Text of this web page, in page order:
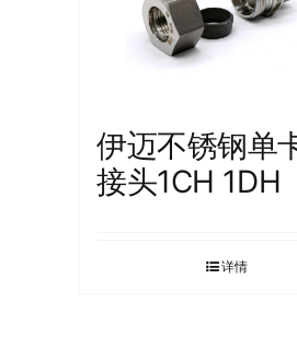
伊迈不锈钢单
接头1CH 1DH
详情